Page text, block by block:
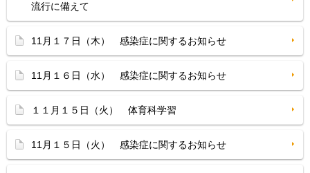
流行に備えて
11月１７日（木） 感染症に関するお知らせ
11月１６日（水） 感染症に関するお知らせ
１１月１５日（火） 体育科学習
11月１５日（火） 感染症に関するお知らせ